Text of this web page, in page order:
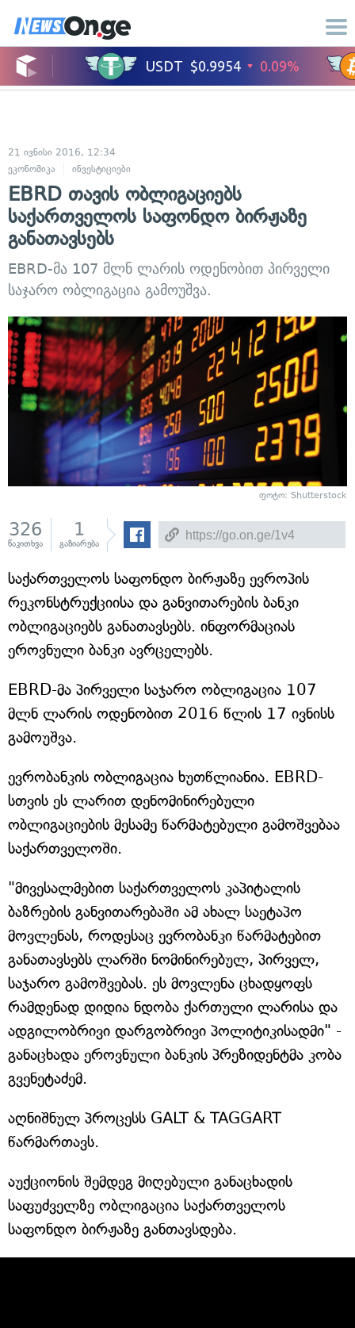
21 ივნისი 2016, 12:34
ეკონომიკა
ინვესტიციები
EBRD თავის ობლიგაციებს
საქართველოს საფონდო ბირჟაზე
განათავსებს
EBRD-მა 107 მლნ ლარის ოდენობით პირველი
საჯარო ობლიგაცია გამოუშვა.
ფოტო: Shutterstock
326
წაკითხვა
1
გაზიარება
საქართველოს საფონდო ბირჟაზე ევროპის
რეკონსტრუქციისა და განვითარების ბანკი
ობლიგაციებს განათავსებს. ინფორმაციას
ეროვნული ბანკი ავრცელებს.
EBRD-მა პირველი საჯარო ობლიგაცია 107
მლნ ლარის ოდენობით 2016 წლის 17 ივნისს
გამოუშვა.
ევრობანკის ობლიგაცია ხუთწლიანია. EBRD-
სთვის ეს ლარით დენომინირებული
ობლიგაციების მესამე წარმატებული გამოშვებაა
საქართველოში.
"მივესალმებით საქართველოს კაპიტალის
ბაზრების განვითარებაში ამ ახალ საეტაპო
მოვლენას, როდესაც ევრობანკი წარმატებით
განათავსებს ლარში ნომინირებულ, პირველ,
საჯარო გამოშვებას. ეს მოვლენა ცხადყოფს
რამდენად დიდია ნდობა ქართული ლარისა და
ადგილობრივი დარგობრივი პოლიტიკისადმი" -
განაცხადა ეროვნული ბანკის პრეზიდენტმა კობა
გვენეტაძემ.
აღნიშნულ პროცესს GALT & TAGGART
წარმართავს.
აუქციონის შემდეგ მიღებული განაცხადის
საფუძველზე ობლიგაცია საქართველოს
საფონდო ბირჟაზე განთავსდება.